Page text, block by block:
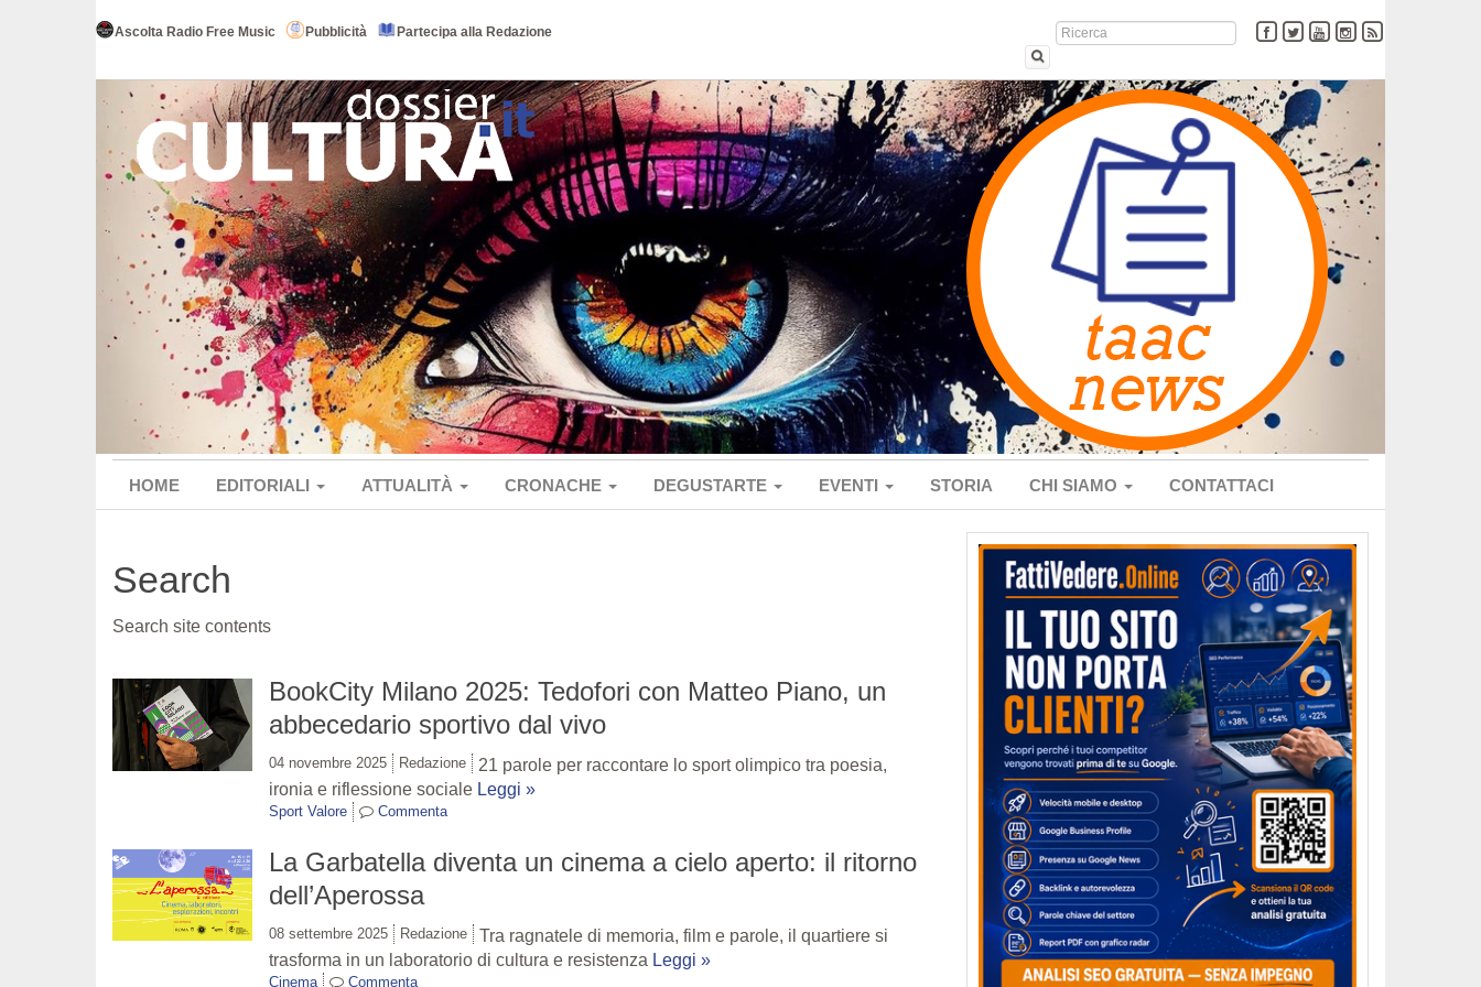
Ascolta Radio Free Music Pubblicità Partecipa alla Redazione
HOME EDITORIALI ATTUALITÀ CRONACHE DEGUSTARTE EVENTI STORIA CHI SIAMO CONTATTACI
Search
Search site contents
BookCity Milano 2025: Tedofori con Matteo Piano, un
abbecedario sportivo dal vivo
04 novembre 2025 Redazione
21 parole per raccontare lo sport olimpico tra poesia,
ironia e riflessione sociale Leggi »
Sport Valore Commenta
La Garbatella diventa un cinema a cielo aperto: il ritorno
dell’Aperossa
08 settembre 2025 Redazione
Tra ragnatele di memoria, film e parole, il quartiere si
trasforma in un laboratorio di cultura e resistenza Leggi »
Cinema Commenta